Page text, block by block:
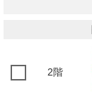
2階